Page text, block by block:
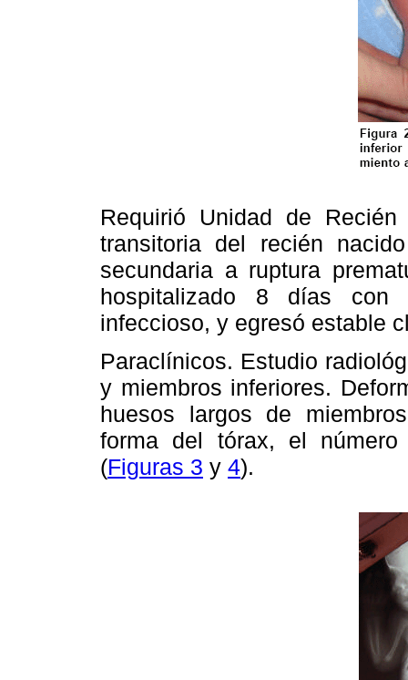
Requirió Unidad de
transitoria del recién
secundaria a ruptura
hospitalizado 8 días con
infeccioso, y egresó estable
Paraclínicos. Estudio
y miembros inferiores.
huesos largos de
forma del tórax, el
(Figuras 3 y 4).